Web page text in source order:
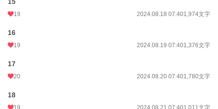
19 2024.08.18 07:401,974文字
16
19 2024.08.19 07:401,376文字
17
20 2024.08.20 07:401,780文字
18
19 2024.08.21 07:401,011文字